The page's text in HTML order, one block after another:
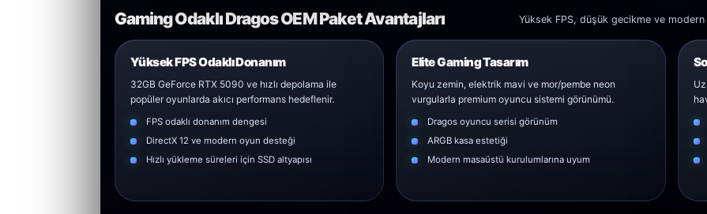
Gaming Odaklı Dragos OEM Paket Avantajları Yüksek FPS, düşük gecikme ve modern
Yüksek FPS Odaklı Donanım
32GB GeForce RTX 5090 ve hızlı depolama ile
popüler oyunlarda akıcı performans hedeflenir.
FPS odaklı donanım dengesi
DirectX 12 ve modern oyun desteği
Hızlı yükleme süreleri için SSD altyapısı
Elite Gaming Tasarım
Koyu zemin, elektrik mavi ve mor/pembe neon
vurgularla premium oyuncu sistemi görünümü.
Dragos oyuncu serisi görünüm
ARGB kasa estetiği
Modern masaüstü kurulumlarına uyum